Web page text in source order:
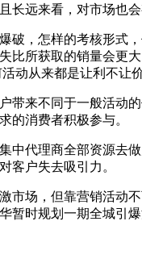
远来看，对市场也
破，怎样的考核形式
比所获取的销量会
动从来都是让利不让
带来不同于一般活动
的消费者积极参与。
中代理商全部资源去
客户失去吸引力。
市场，但靠营销活动
暂时规划一期全城引